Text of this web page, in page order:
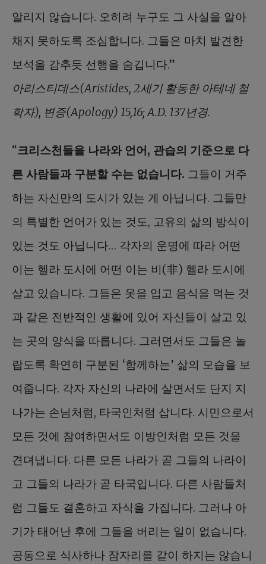
알리지 않습니다. 오히려 누구도 그 사실을 알아
채지 못하도록 조심합니다. 그들은 마치 발견한
보석을 감추듯 선행을 숨깁니다.”
아리스티데스(Aristides, 2세기 활동한 아테네 철
학자), 변증(Apology) 15,16; A.D. 137년경.
“크리스천들을 나라와 언어, 관습의 기준으로 다
른 사람들과 구분할 수는 없습니다. 그들이 거주
하는 자신만의 도시가 있는 게 아닙니다. 그들만
의 특별한 언어가 있는 것도, 고유의 삶의 방식이
있는 것도 아닙니다… 각자의 운명에 따라 어떤
이는 헬라 도시에 어떤 이는 비(非) 헬라 도시에
살고 있습니다. 그들은 옷을 입고 음식을 먹는 것
과 같은 전반적인 생활에 있어 자신들이 살고 있
는 곳의 양식을 따릅니다. 그러면서도 그들은 놀
랍도록 확연히 구분된 ‘함께하는’ 삶의 모습을 보
여줍니다. 각자 자신의 나라에 살면서도 단지 지
나가는 손님처럼, 타국인처럼 삽니다. 시민으로서
모든 것에 참여하면서도 이방인처럼 모든 것을
견뎌냅니다. 다른 모든 나라가 곧 그들의 나라이
고 그들의 나라가 곧 타국입니다. 다른 사람들처
럼 그들도 결혼하고 자식을 가집니다. 그러나 아
기가 태어난 후에 그들을 버리는 일이 없습니다.
공동으로 식사하나 잠자리를 같이 하지는 않습니